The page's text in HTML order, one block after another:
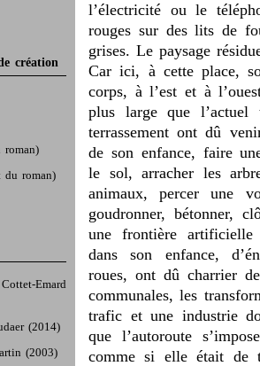
création
du roman)
Emard
(2014)
(2003)
l’électricité ou le
rouges sur des lits de
grises. Le paysage
Car ici, à cette place,
corps, à l’est et à
plus large que l’actuel
terrassement ont dû
de son enfance, faire
le sol, arracher les
animaux, percer une
goudronner, bétonner,
une frontière artificielle
dans son enfance,
roues, ont dû charrier
communales, les
trafic et une industrie
que l’autoroute
comme si elle était de